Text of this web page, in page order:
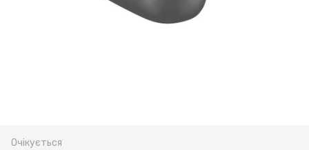
Очікується